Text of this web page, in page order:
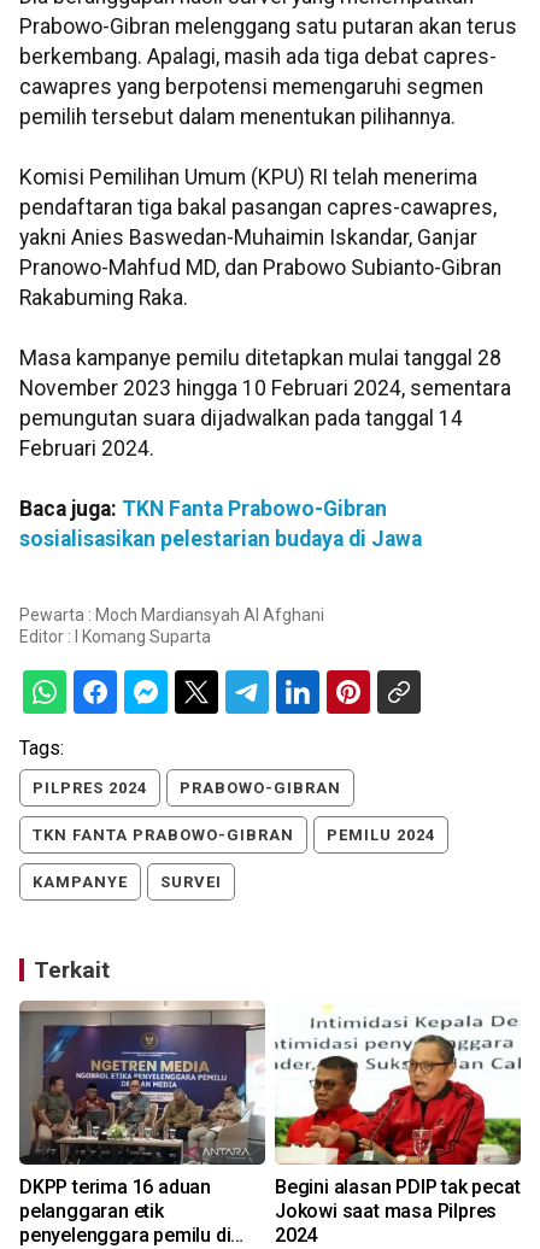
Prabowo-Gibran melenggang satu putaran akan terus
berkembang. Apalagi, masih ada tiga debat capres-
cawapres yang berpotensi memengaruhi segmen
pemilih tersebut dalam menentukan pilihannya.
Komisi Pemilihan Umum (KPU) RI telah menerima
pendaftaran tiga bakal pasangan capres-cawapres,
yakni Anies Baswedan-Muhaimin Iskandar, Ganjar
Pranowo-Mahfud MD, dan Prabowo Subianto-Gibran
Rakabuming Raka.
Masa kampanye pemilu ditetapkan mulai tanggal 28
November 2023 hingga 10 Februari 2024, sementara
pemungutan suara dijadwalkan pada tanggal 14
Februari 2024.
Baca juga: TKN Fanta Prabowo-Gibran
sosialisasikan pelestarian budaya di Jawa
Pewarta : Moch Mardiansyah Al Afghani
Editor :
I Komang Suparta
Tags:
PILPRES 2024 PRABOWO-GIBRAN
TKN FANTA PRABOWO-GIBRAN PEMILU 2024
KAMPANYE SURVEI
Terkait
DKPP terima 16 aduan
pelanggaran etik
penyelenggara pemilu di
Begini alasan PDIP tak pecat
Jokowi saat masa Pilpres
2024